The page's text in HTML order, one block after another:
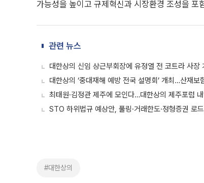
가능성을 높이고 규제혁신과 시장환경 조성을
관련 뉴스
대한상의 신임 상근부회장에 유정열 전 코트라 사장
대한상의 ‘중대재해 예방 전국 설명회’ 개최…산재보
최태원·김정관 제주에 모인다…대한상의 제주포럼
STO 하위법규 예상안, 풀링·거래한도·정형증권 로
#대한상의